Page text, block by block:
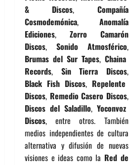
& Discos, Compañía
Cosmodemónica, Anomalía
Ediciones, Zorro Camarón
Discos, Sonido Atmosférico,
Brumas del Sur Tapes, Chaina
Records, Sin Tierra Discos,
Black Fish Discos,Repelente
Discos, Remedio Casero Discos,
Discos del Saladillo,Yoconvoz
Discos, entre otros. También
medios independientes de cultura
alternativa y difusión de nuevas
visiones e ideas como la Red de